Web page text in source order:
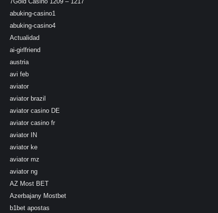
abuking-casino1
abuking-casino4
Actualidad
ai-girlfriend
austria
avi feb
aviator
aviator brazil
aviator casino DE
aviator casino fr
aviator IN
aviator ke
aviator mz
aviator ng
AZ Most BET
Azerbajany Mostbet
b1bet apostas